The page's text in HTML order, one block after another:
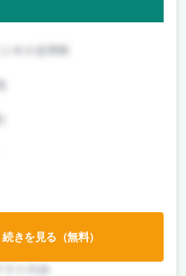
続きを見る（無料）